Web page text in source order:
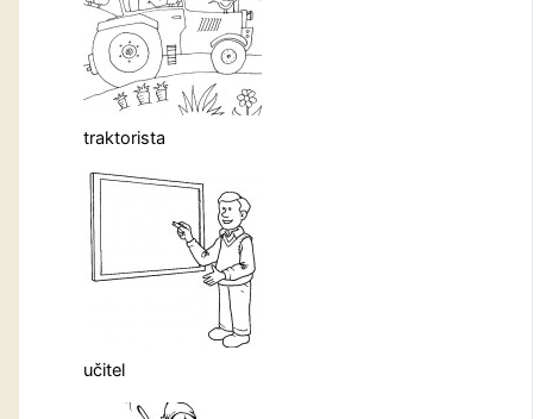
traktorista
učitel